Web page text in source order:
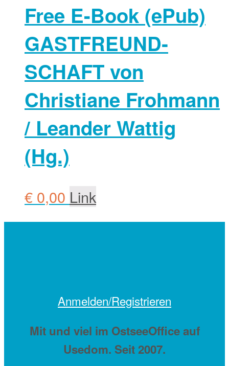
Free E-Book (ePub)
GAST­FREUND­
SCHAFT von
Christiane Froh­mann
/ Leander Wattig
(Hg.)
€ 0,00 Link
Anmelden/Registrieren
Mit und viel im OstseeOffice auf
Usedom. Seit 2007.